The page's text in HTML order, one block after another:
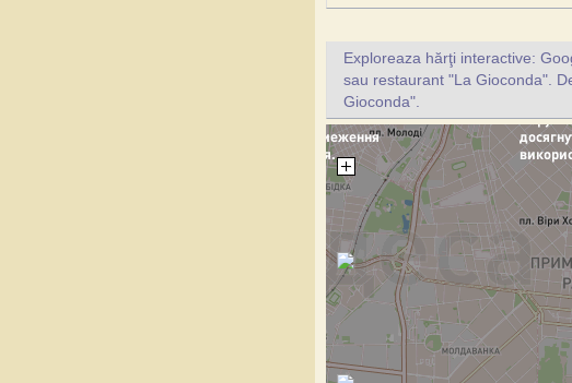
Exploreaza hărţi interactive:
sau restaurant "La Gioconda".
Gioconda".